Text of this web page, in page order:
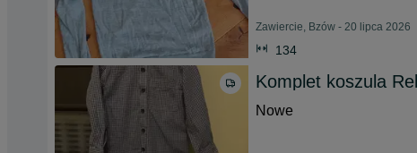
Zawiercie, Bzów - 20 lipca 2026
134
Komplet koszula
Nowe